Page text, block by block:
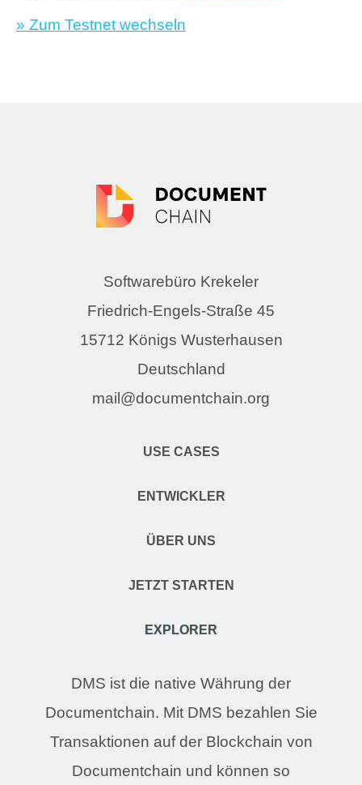
» Zum Testnet wechseln
Softwarebüro Krekeler
Friedrich-Engels-Straße 45
15712 Königs Wusterhausen
Deutschland
mail@documentchain.org
USE CASES
ENTWICKLER
ÜBER UNS
JETZT STARTEN
EXPLORER
DMS ist die native Währung der
Documentchain. Mit DMS bezahlen Sie
Transaktionen auf der Blockchain von
Documentchain und können so